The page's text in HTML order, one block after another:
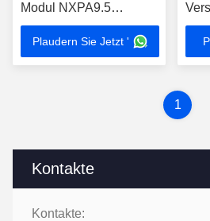
Kontakte
Kontakte:
Modul NXPA9.5
10.5GHz angepasst
Plaudern Sie Jetzt '
1